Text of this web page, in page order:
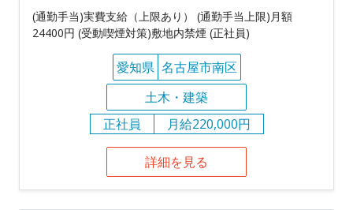
(通勤手当)実費支給（上限あり） (通勤手当上限)月額
24400円 (受動喫煙対策)敷地内禁煙 (正社員)
愛知県 名古屋市南区
土木・建築
正社員
月給220,000円
詳細を見る